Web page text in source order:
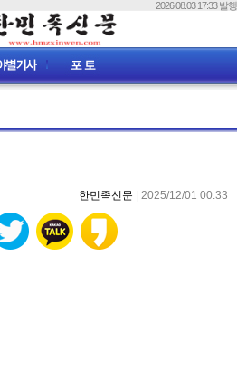
2026.08.03 17:33 발행
한민족신문 | 2025/12/01 00:33